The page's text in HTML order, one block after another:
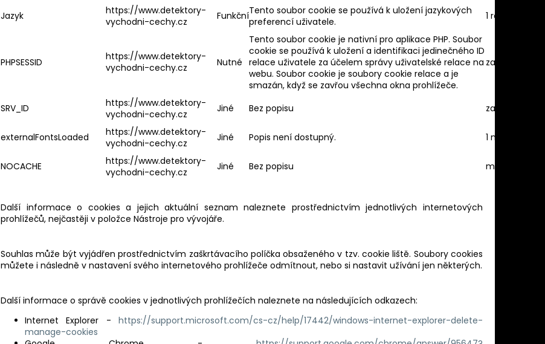
Jazyk
https://www.detektory-
vychodni-cechy.cz
FunkčníTento soubor cookie se používá k uložení jazykových
preferencí uživatele.
1 rok
PHPSESSID
https://www.detektory-
vychodni-cechy.cz
Nutné
Tento soubor cookie je nativní pro aplikace PHP. Soubor
cookie se používá k uložení a identifikaci jedinečného ID
relace uživatele za účelem správy uživatelské relace na
webu. Soubor cookie je soubory cookie relace a je
smazán, když se zavřou všechna okna prohlížeče.
zasedání
SRV_ID
https://www.detektory-
vychodni-cechy.cz
Jiné Bez popisu zasedání
externalFontsLoaded
https://www.detektory-
vychodni-cechy.cz
Jiné Popis není dostupný. 1 měsíc
NOCACHE
https://www.detektory-
vychodni-cechy.cz
Jiné Bez popisu minulý
Další informace o cookies a jejich aktuální seznam naleznete prostřednictvím jednotlivých internetových
prohlížečů, nejčastěji v položce Nástroje pro vývojáře.
Souhlas může být vyjádřen prostřednictvím zaškrtávacího políčka obsaženého v tzv. cookie liště. Soubory cookies
můžete i následně v nastavení svého internetového prohlížeče odmítnout, nebo si nastavit užívání jen některých.
Další informace o správě cookies v jednotlivých prohlížečích naleznete na následujících odkazech:
Internet Explorer - https://support.microsoft.com/cs-cz/help/17442/windows-internet-explorer-delete-
manage-cookies